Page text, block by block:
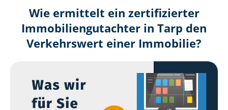
Wie ermittelt ein zertifizierter
Immobilien­gutachter in Tarp den
Verkehrswert einer Immobilie?